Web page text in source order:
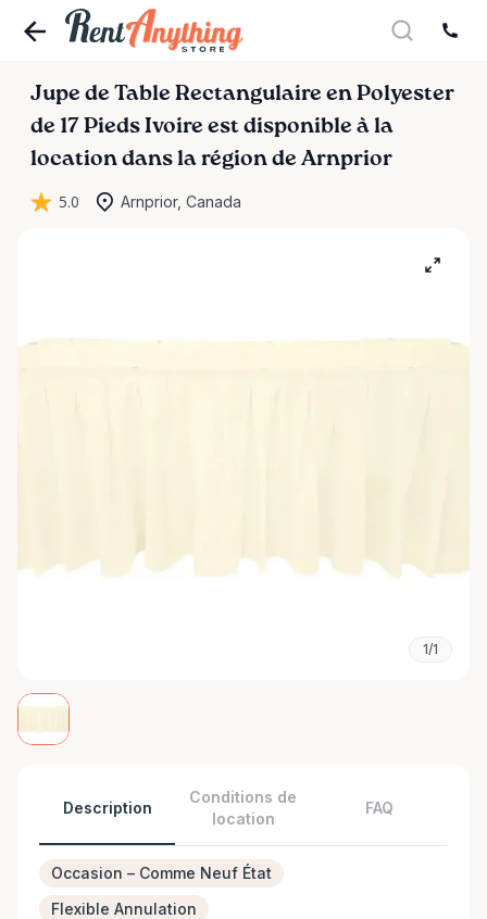
Jupe de Table Rectangulaire en Polyester
de 17 Pieds Ivoire est disponible à la
location dans la région de Arnprior
5.0 Arnprior, Canada
1/1
Description
Conditions de
location
FAQ
Occasion – Comme Neuf État
Flexible Annulation